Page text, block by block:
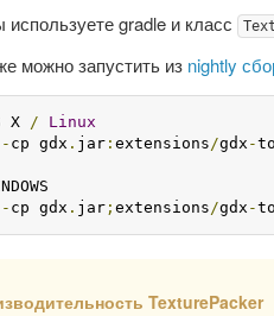
используете gradle и класс
можно запустить из nightly
X /
Linux
- cp gdx . jar : extensions/gdx -
- cp gdx . jar ; extensions/gdx -
TexturePacker